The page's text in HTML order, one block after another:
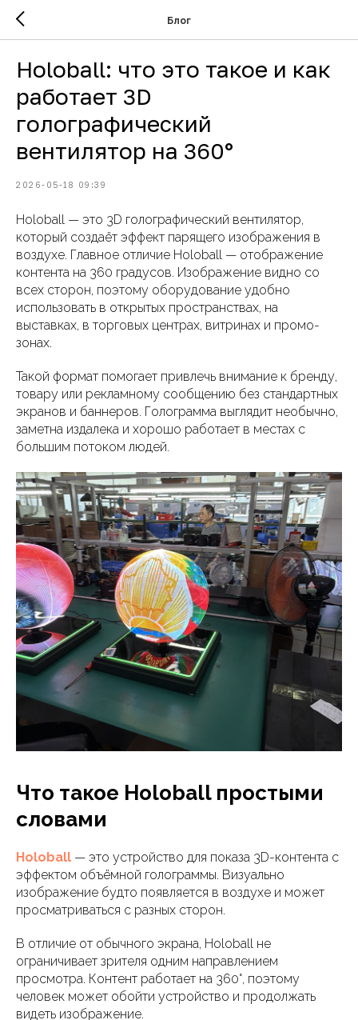
Блог
Holoball: что это такое и как
работает 3D
голографический
вентилятор на 360°
2026-05-18 09:39
Holoball — это 3D голографический вентилятор,
который создаёт эффект парящего изображения в
воздухе. Главное отличие Holoball — отображение
контента на 360 градусов. Изображение видно со
всех сторон, поэтому оборудование удобно
использовать в открытых пространствах, на
выставках, в торговых центрах, витринах и промо-
зонах.
Такой формат помогает привлечь внимание к бренду,
товару или рекламному сообщению без стандартных
экранов и баннеров. Голограмма выглядит необычно,
заметна издалека и хорошо работает в местах с
большим потоком людей.
Что такое Holoball простыми
словами
Holoball — это устройство для показа 3D-контента с
эффектом объёмной голограммы. Визуально
изображение будто появляется в воздухе и может
просматриваться с разных сторон.
В отличие от обычного экрана, Holoball не
ограничивает зрителя одним направлением
просмотра. Контент работает на 360°, поэтому
человек может обойти устройство и продолжать
видеть изображение.